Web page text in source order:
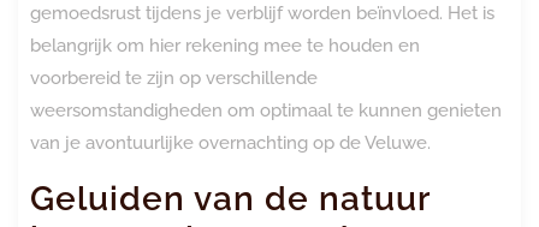
gemoedsrust tijdens je verblijf worden beïnvloed. Het is
belangrijk om hier rekening mee te houden en
voorbereid te zijn op verschillende
weersomstandigheden om optimaal te kunnen genieten
van je avontuurlijke overnachting op de Veluwe.
Geluiden van de natuur